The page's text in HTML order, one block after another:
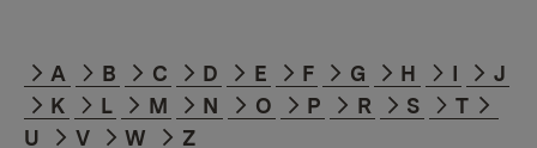
A B C D E F G H I
J
K
L M N O P R S
T
U
V W Z